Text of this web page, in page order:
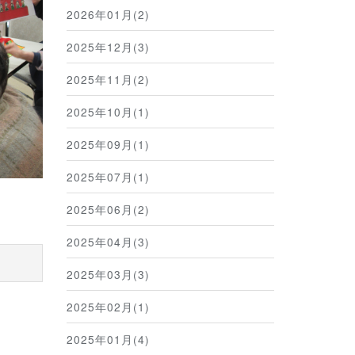
2026年01月(2)
2025年12月(3)
2025年11月(2)
2025年10月(1)
2025年09月(1)
2025年07月(1)
2025年06月(2)
2025年04月(3)
2025年03月(3)
2025年02月(1)
2025年01月(4)